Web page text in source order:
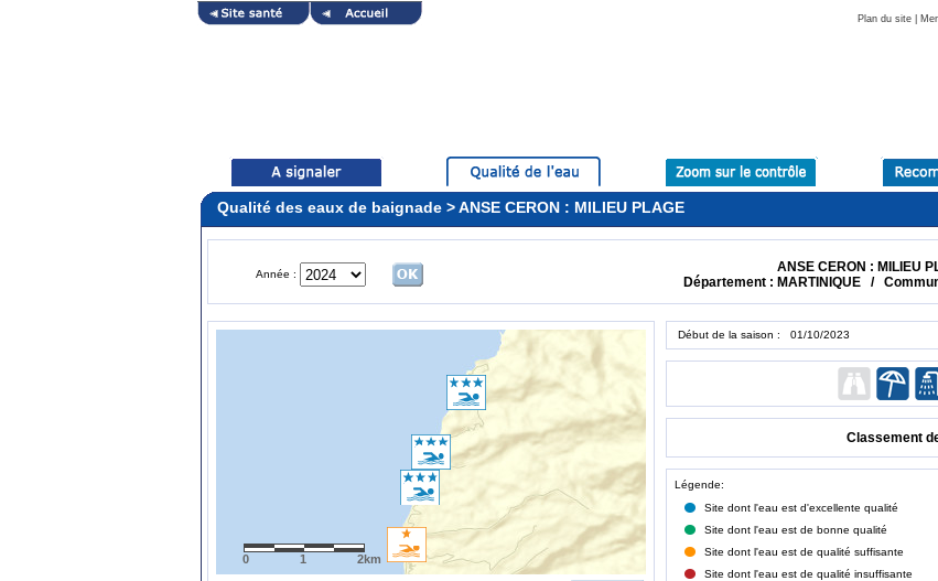
Plan du site|
Qualité des eaux de baignade > ANSE CERON : MILIEU PLAGE
Année :
ANSE CERON : MILIEU
Département : MARTINIQUE /
0 1 2km
Début de la saison : 01/10/2023
Classement
Légende:
Site dont l'eau est d'excellente qualité
Site dont l'eau est de bonne qualité
Site dont l'eau est de qualité suffisante
Site dont l'eau est de qualité insuffisante